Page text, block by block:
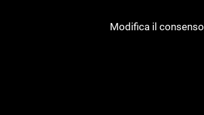
Modifica il consenso